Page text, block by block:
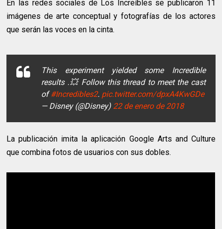
En las redes sociales de Los Increíbles se publicaron 11
imágenes de arte conceptual y fotografías de los actores
que serán las voces en la cinta.
This experiment yielded some Incredible
results .💥 Follow this thread to meet the cast
of#Incredibles2. pic.twitter.com/dpxA4KwGDe
— Disney (@Disney) 22 de enero de 2018
La publicación imita la aplicación Google Arts and Culture
que combina fotos de usuarios con sus dobles.